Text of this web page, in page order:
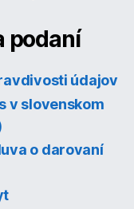
podaní
údajov
v slovenskom
o darovaní